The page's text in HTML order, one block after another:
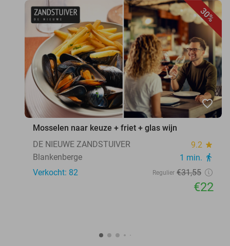
30%
favorite_border
Mosselen naar keuze + friet + glas wijn
DE NIEUWE ZANDSTUIVER
9.2 star
Blankenberge 1 min. directions_walk
Verkocht: 82 Regulier €31,55
€22